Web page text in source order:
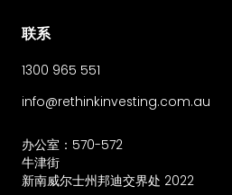
联系
1300 965 551
info@rethinkinvesting.com.au
办公室：570-572
牛津街
新南威尔士州邦迪交界处 2022